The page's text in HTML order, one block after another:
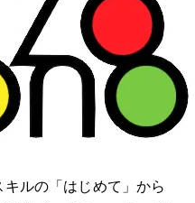
グ・IT スキルの「はじめて」から